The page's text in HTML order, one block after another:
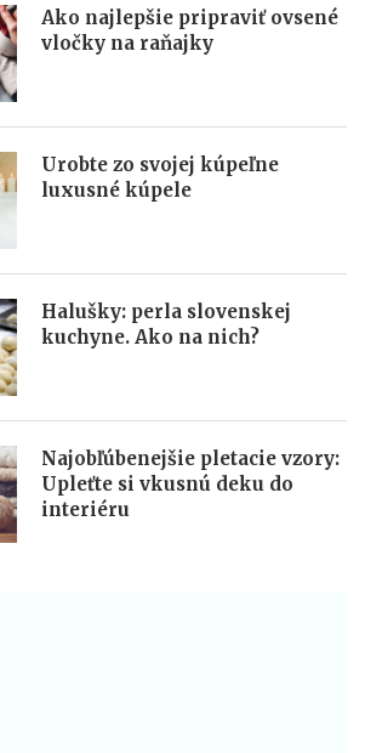
Ako najlepšie pripraviť ovsené
vločky na raňajky
Urobte zo svojej kúpeľne
luxusné kúpele
Halušky: perla slovenskej
kuchyne. Ako na nich?
Najobľúbenejšie pletacie vzory:
Upleťte si vkusnú deku do
interiéru